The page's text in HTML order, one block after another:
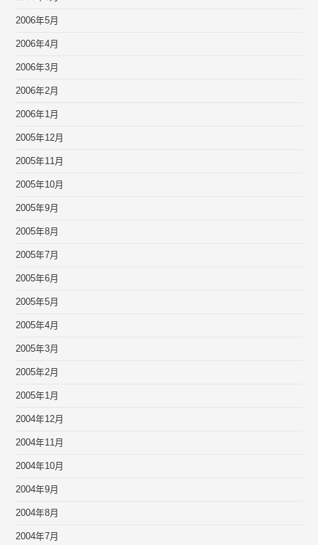
2006年5月
2006年4月
2006年3月
2006年2月
2006年1月
2005年12月
2005年11月
2005年10月
2005年9月
2005年8月
2005年7月
2005年6月
2005年5月
2005年4月
2005年3月
2005年2月
2005年1月
2004年12月
2004年11月
2004年10月
2004年9月
2004年8月
2004年7月